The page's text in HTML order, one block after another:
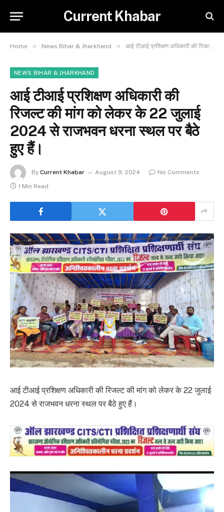
Current Khabar
Home » News Bihar & Jharkhand » आई टीआई प्रशिक्षण अधिकारी की रिजल्ट की मांग को लेकर के 22 जुलाई 2024 से राजभवन धरना स्थल पर बैठे हुए हैं।
NEWS BIHAR & JHARKHAND
आई टीआई प्रशिक्षण अधिकारी की
रिजल्ट की मांग को लेकर के 22 जुलाई
2024 से राजभवन धरना स्थल पर बैठे
हुए हैं।
By Current Khabar August 9, 2024
No Comments
1 Min Read
आई टीआई प्रशिक्षण अधिकारी की रिजल्ट की मांग को लेकर के 22 जुलाई
2024 से राजभवन धरना स्थल पर बैठे हुए हैं।